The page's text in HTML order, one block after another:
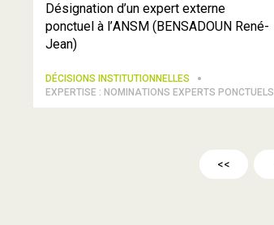
Désignation d’un expert externe
ponctuel à l’ANSM (BENSADOUN René-
Jean)
DÉCISIONS INSTITUTIONNELLES
EXPERTISE : NOMINATIONS EXPERTS PONCTUELS
<<